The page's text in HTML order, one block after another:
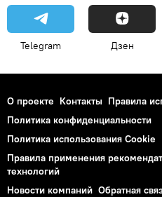
Telegram Дзен
О проекте Контакты Правила
Политика конфиденциальности
Политика использования Cookie
Правила применения
технологий
Новости компаний Обратная